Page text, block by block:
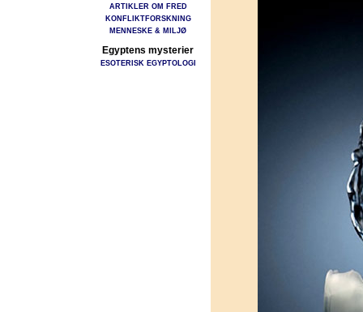
ARTIKLER OM FRED
KONFLIKTFORSKNING
MENNESKE & MILJØ
Egyptens mysterier
ESOTERISK EGYPTOLOGI